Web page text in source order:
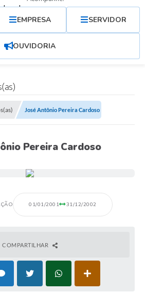
EMPRESA SERVIDOR
OUVIDORIA
José Antônio Pereira Cardoso
Pereira Cardoso
01/01/2001 31/12/2002
COMPARTILHAR